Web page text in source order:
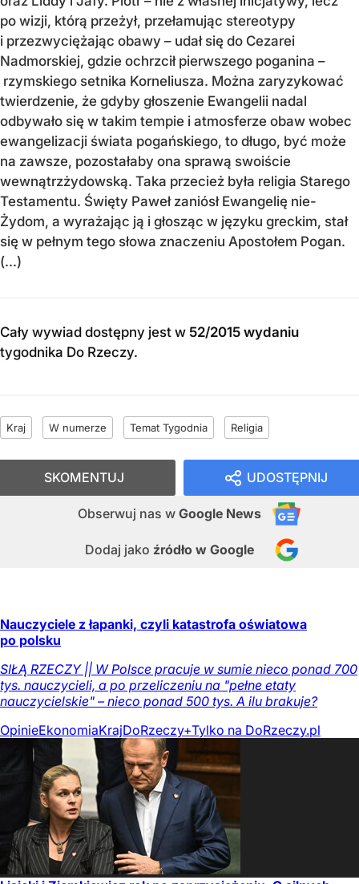
po wizji, którą przeżył, przełamując stereotypy
i przezwyciężając obawy – udał się do Cezarei
Nadmorskiej, gdzie ochrzcił pierwszego poganina –
rzymskiego setnika Korneliusza. Można zaryzykować
twierdzenie, że gdyby głoszenie Ewangelii nadal
odbywało się w takim tempie i atmosferze obaw wobec
ewangelizacji świata pogańskiego, to długo, być może
na zawsze, pozostałaby ona sprawą swoiście
wewnątrzżydowską. Taka przecież była religia Starego
Testamentu. Święty Paweł zaniósł Ewangelię nie-
Żydom, a wyrażając ją i głosząc w języku greckim, stał
się w pełnym tego słowa znaczeniu Apostołem Pogan.
(...)
Cały wywiad dostępny jest w 52/2015 wydaniu
tygodnika Do Rzeczy.
Kraj W numerze Temat Tygodnia Religia
UDOSTĘPNIJ
Obserwuj nas w Google News
Dodaj jako źródło w Google
SKOMENTUJ
Nauczyciele z łapanki, czyli katastrofa oświatowa
po polsku
SIŁĄ RZECZY || W Polsce pracuje w sumie nieco ponad 700
tys. nauczycieli, a po przeliczeniu na "pełne etaty
nauczycielskie" – nieco ponad 500 tys. A ilu brakuje?
OpinieEkonomiaKrajDoRzeczy+Tylko na DoRzeczy.pl